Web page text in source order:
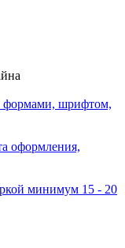
формами, шрифтом,
оформления,
минимум 15 - 20